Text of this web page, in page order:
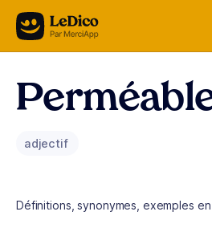
Aller au contenu
adjectif
Définitions, synonymes, exemples